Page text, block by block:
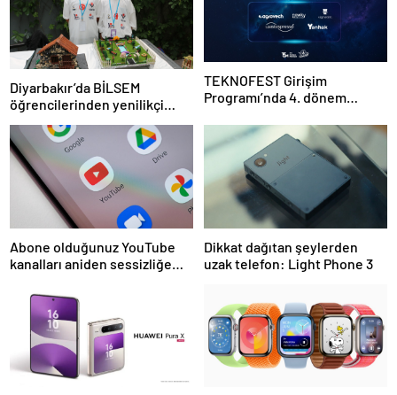
Diyarbakır’da BİLSEM
öğrencilerinden yenilikçi
projeler
TEKNOFEST Girişim
Programı’nda 4. dönem
Abone olduğunuz YouTube
kanalları aniden sessizliğe
Dikkat dağıtan şeylerden
uzak telefon: Light Phone 3